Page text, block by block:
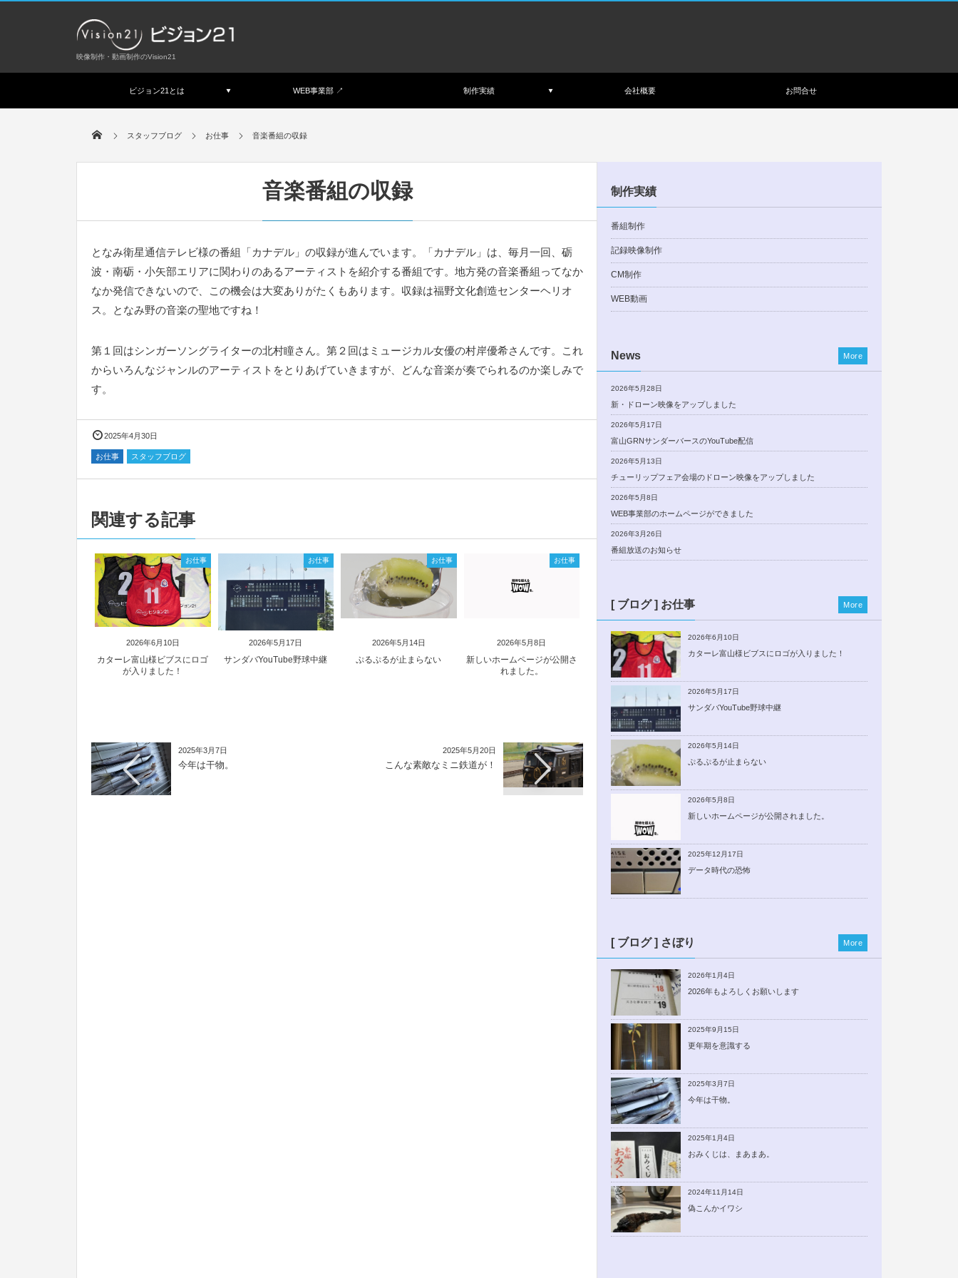
映像制作・動画制作のVision21
ビジョン21とは WEB事業部 ↗︎ 制作実績 会社概要 お問合せ
スタッフブログ お仕事 音楽番組の収録
音楽番組の収録
となみ衛星通信テレビ様の番組「カナデル」の収録が進んでいます。「カナデル」は、毎月一回、砺
波・南砺・小矢部エリアに関わりのあるアーティストを紹介する番組です。地方発の音楽番組ってなか
なか発信できないので、この機会は大変ありがたくもあります。収録は福野文化創造センターヘリオ
ス。となみ野の音楽の聖地ですね！
第１回はシンガーソングライターの北村瞳さん。第２回はミュージカル女優の村岸優希さんです。これ
からいろんなジャンルのアーティストをとりあげていきますが、どんな音楽が奏でられるのか楽しみで
す。
2025年4月30日
お仕事 スタッフブログ
関連する記事
2026年6月10日
お仕事
カターレ富山様ビブスにロゴ
が入りました！
2026年5月17日
お仕事
サンダバYouTube野球中継
2026年5月14日
お仕事
ぷるぷるが止まらない
2026年5月8日
お仕事
新しいホームページが公開さ
れました。
2025年3月7日
今年は干物。
2025年5月20日
こんな素敵なミニ鉄道が！
制作実績
番組制作
記録映像制作
CM制作
WEB動画
News
2026年5月28日
新・ドローン映像をアップしました
2026年5月17日
富山GRNサンダーバースのYouTube配信
2026年5月13日
チューリップフェア会場のドローン映像をアップしました
2026年5月8日
WEB事業部のホームページができました
2026年3月26日
番組放送のお知らせ
More
[ ブログ ] お仕事
2026年6月10日
カターレ富山様ビブスにロゴが入りました！
2026年5月17日
サンダバYouTube野球中継
2026年5月14日
ぷるぷるが止まらない
2026年5月8日
新しいホームページが公開されました。
2025年12月17日
データ時代の恐怖
More
[ ブログ ] さぼり
2026年1月4日
2026年もよろしくお願いします
2025年9月15日
更年期を意識する
2025年3月7日
今年は干物。
2025年1月4日
おみくじは、まあまあ。
2024年11月14日
偽こんかイワシ
More